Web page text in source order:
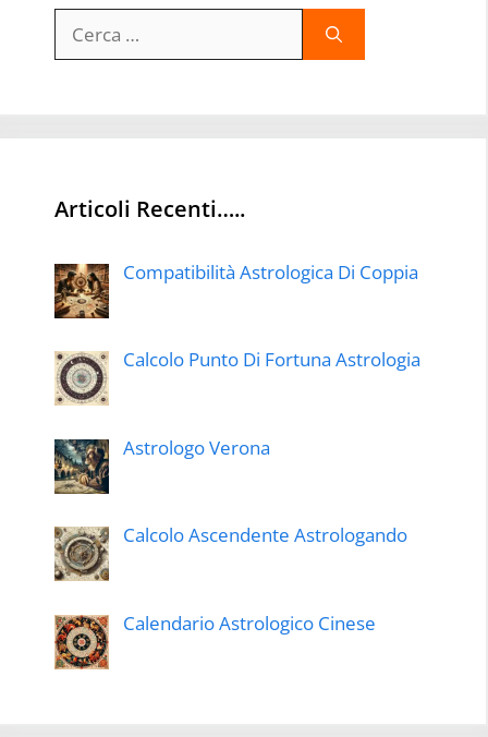
per:
Articoli Recenti…..
Compatibilità Astrologica Di Coppia
Calcolo Punto Di Fortuna Astrologia
Astrologo Verona
Calcolo Ascendente Astrologando
Calendario Astrologico Cinese